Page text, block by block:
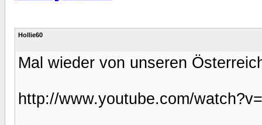
Hollie60
Mal wieder von unseren
http://www.youtube.com/